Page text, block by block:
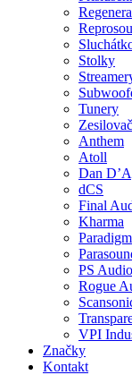
Stolky
Tunery
Anthem
Atoll
Dan
dCS
Final
Kharma
Paradigm
PS Audio
Rogue
VPI
Značky
Kontakt